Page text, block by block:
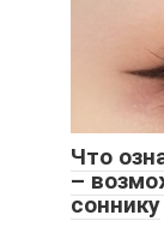
Что
–
соннику